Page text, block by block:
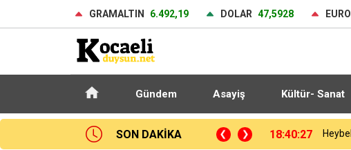
GRAMALTIN 6.492,19 DOLAR 47,5928 EURO
Gündem Asayiş Kültür- Sanat
SON DAKİKA
Okulu’ndaki yangına müdahale sürüyor 18:02:29